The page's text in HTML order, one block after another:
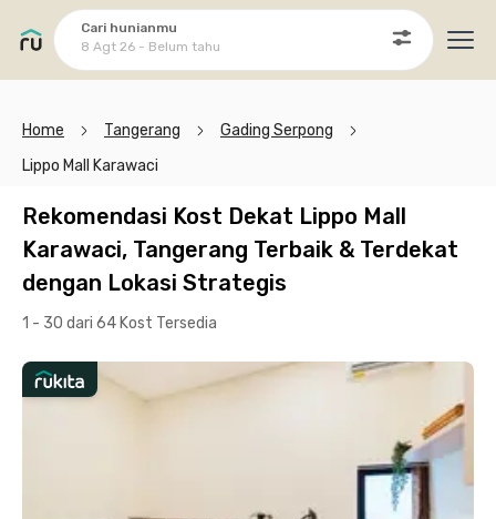
Cari hunianmu
8 Agt 26 - Belum tahu
Home Tangerang
Gading Serpong
Lippo Mall Karawaci
Rekomendasi Kost Dekat Lippo Mall
Karawaci, Tangerang Terbaik & Terdekat
dengan Lokasi Strategis
1 - 30 dari 64 Kost Tersedia